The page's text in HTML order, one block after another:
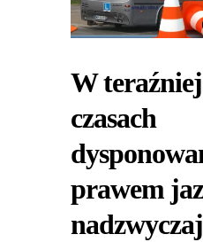
W
czasach
prawem
nadzwyczaj